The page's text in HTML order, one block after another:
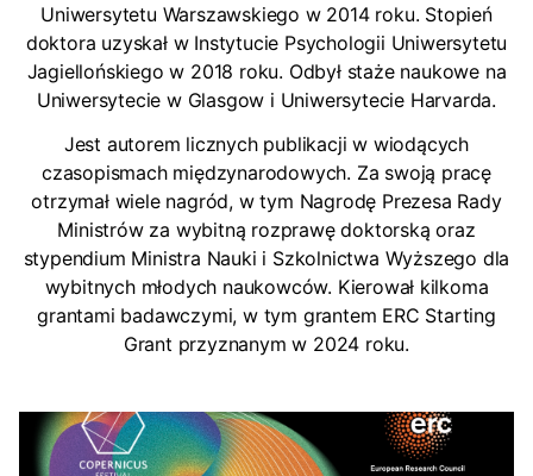
Uniwersytetu Warszawskiego w 2014 roku. Stopień
doktora uzyskał w Instytucie Psychologii Uniwersytetu
Jagiellońskiego w 2018 roku. Odbył staże naukowe na
Uniwersytecie w Glasgow i Uniwersytecie Harvarda.
Jest autorem licznych publikacji w wiodących
czasopismach międzynarodowych. Za swoją pracę
otrzymał wiele nagród, w tym Nagrodę Prezesa Rady
Ministrów za wybitną rozprawę doktorską oraz
stypendium Ministra Nauki i Szkolnictwa Wyższego dla
wybitnych młodych naukowców. Kierował kilkoma
grantami badawczymi, w tym grantem ERC Starting
Grant przyznanym w 2024 roku.